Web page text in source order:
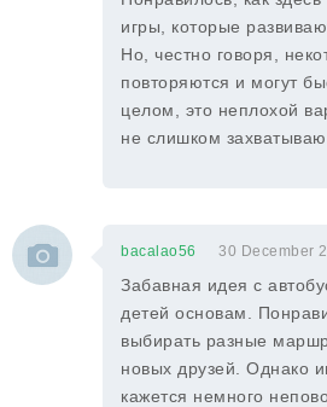
игры, которые
Но, честно говоря,
повторяются и могут
целом, это неплохой
не слишком
bacalao56 30 December
Забавная идея с
детей основам.
выбирать разные
новых друзей. Однако
кажется немного